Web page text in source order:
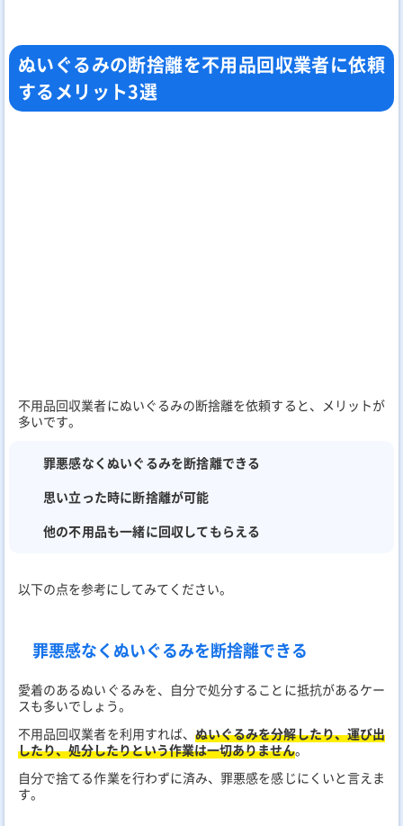
ぬいぐるみの断捨離を不用品回収業者に依頼
するメリット3選
不用品回収業者にぬいぐるみの断捨離を依頼すると、メリットが
多いです。
罪悪感なくぬいぐるみを断捨離できる
思い立った時に断捨離が可能
他の不用品も一緒に回収してもらえる
以下の点を参考にしてみてください。
罪悪感なくぬいぐるみを断捨離できる
愛着のあるぬいぐるみを、自分で処分することに抵抗があるケー
スも多いでしょう。
不用品回収業者を利用すれば、 ぬいぐるみを分解したり、運び出
したり、処分したりという作業は一切ありません。
自分で捨てる作業を行わずに済み、罪悪感を感じにくいと言えま
す。